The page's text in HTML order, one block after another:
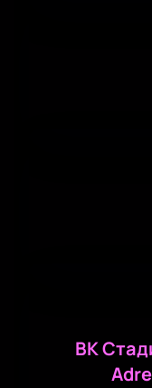
ВК